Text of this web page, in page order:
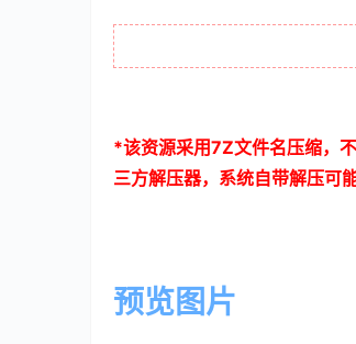
*该资源采用7Z文件名压缩，
三方解压器，系统自带解压可
预览图片